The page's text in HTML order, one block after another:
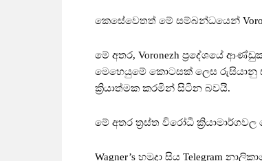
කෙසේවෙතත් මේ සම්බන්ධයෙන්
මේ අතර, Voronezh ප්‍රදේශයේ
මෙහෙයුමේ කොටසක් ලෙස රුසියානු
ක්‍රියාත්මක කරමින් සිටින බවයි.
මේ අතර ත්‍රස්ත විරෝධී
Wagner’s හමුදා සිය Telegram